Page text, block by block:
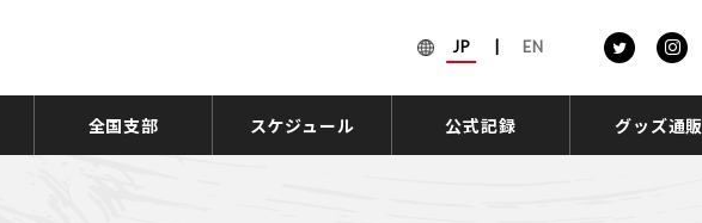
JP EN
全国支部 スケジュール 公式記録 グッズ通販